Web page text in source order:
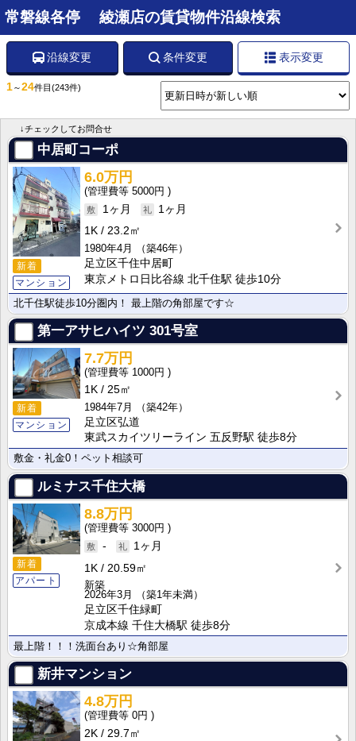
常磐線各停 綾瀬店の賃貸物件沿線検索
沿線変更 条件変更 表示変更
1～24件目 (243件)
↓チェックしてお問合せ
中居町コーポ
新着
マンション
6.0万円
5000円
1ヶ月
1ヶ月
1K
23.2㎡
1980年4月
（築46年）
足立区千住中居町
東京メトロ日比谷線 北千住駅 徒歩10分
北千住駅徒歩10分圏内！ 最上階の角部屋です☆
第一アサヒハイツ 301号室
新着
マンション
7.7万円
1000円
1K
25㎡
1984年7月
（築42年）
足立区弘道
東武スカイツリーライン 五反野駅 徒歩8分
敷金・礼金0！ペット相談可
ルミナス千住大橋
新着
アパート
8.8万円
3000円
-
1ヶ月
1K
20.59㎡
新築
2026年3月
（築1年未満）
足立区千住緑町
京成本線 千住大橋駅 徒歩8分
最上階！！！洗面台あり☆角部屋
新井マンション
4.8万円
0円
2K
29.7㎡